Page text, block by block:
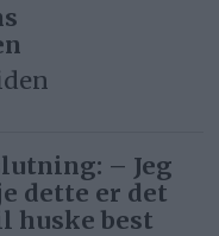
– Jeg
dette er det
huske best